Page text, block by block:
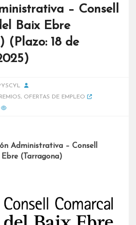
– Consell
Baix Ebre
(Plazo: 18 de
, OFERTAS DE EMPLEO
Administrativa – Consell
(Tarragona)